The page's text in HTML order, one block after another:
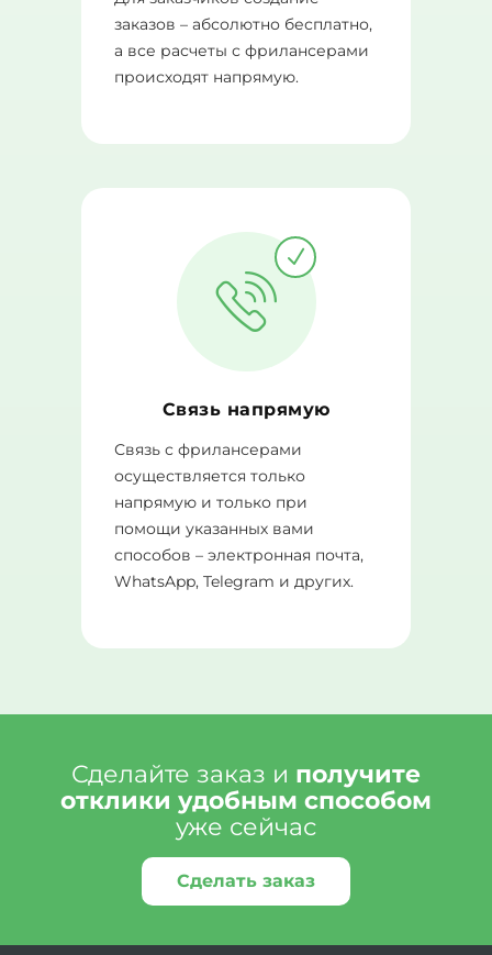
заказов – абсолютно бесплатно,
а все расчеты с фрилансерами
происходят напрямую.
Связь напрямую
Связь с фрилансерами
осуществляется только
напрямую и только при
помощи указанных вами
способов – электронная почта,
WhatsApp, Telegram и других.
Сделайте заказ и получите
отклики удобным способом
уже сейчас
Сделать заказ